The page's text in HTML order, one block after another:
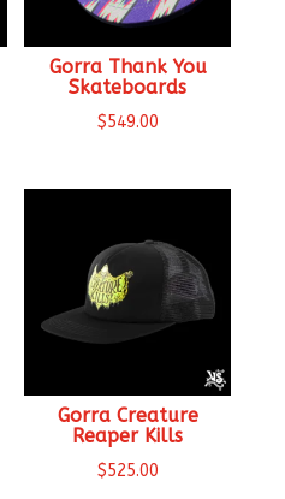
Gorra Thank You
Skateboards
$549.00
Gorra Creature
Reaper Kills
$525.00